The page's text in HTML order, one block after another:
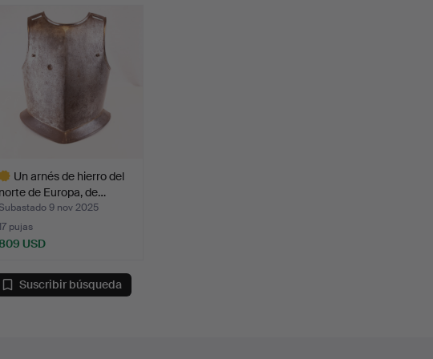
Un arnés de hierro del
de Europa, de…
9 nov 2025
pujas
USD
Suscribir búsqueda